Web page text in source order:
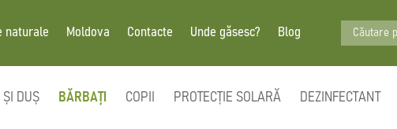
naturale Moldova Contacte Unde găsesc? Blog Căutare
ȘI DUȘ BĂRBAȚI COPII PROTECȚIE SOLARĂ DEZINFECTANT